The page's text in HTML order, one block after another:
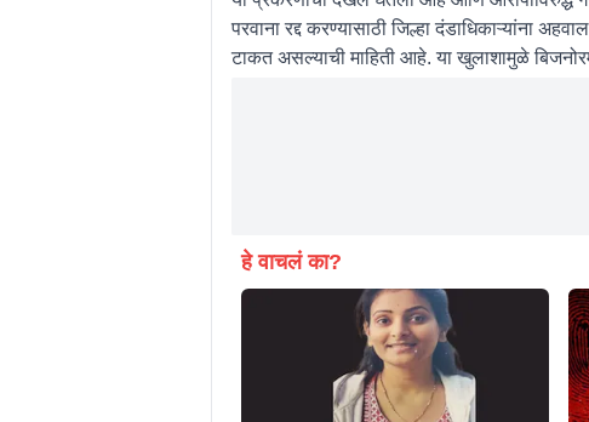
परवाना रद्द करण्यासाठी जिल्हा दंडाधिकाऱ्यांना
टाकत असल्याची माहिती आहे. या खुलाशामुळे
हे वाचलं का?